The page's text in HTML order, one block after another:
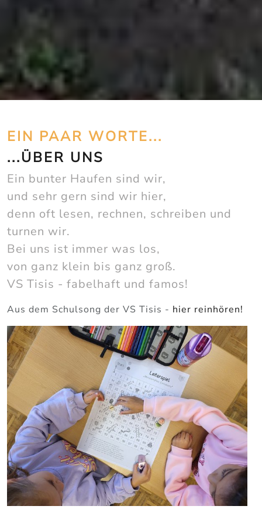
EIN PAAR WORTE...
...ÜBER UNS
Ein bunter Haufen sind wir,
und sehr gern sind wir hier,
denn oft lesen, rechnen, schreiben und
turnen wir.
Bei uns ist immer was los,
von ganz klein bis ganz groß.
VS Tisis - fabelhaft und famos!
Aus dem Schulsong der VS Tisis - hier reinhören!